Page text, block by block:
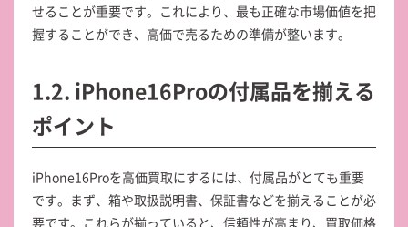
せることが重要です。これにより、最も正確な市場価値を把
握することができ、高価で売るための準備が整います。
1.2. iPhone16Proの付属品を揃える
ポイント
iPhone16Proを高価買取にするには、付属品がとても重要
です。まず、箱や取扱説明書、保証書などを揃えることが必
要です。これらが揃っていると、信頼性が高まり、買取価格